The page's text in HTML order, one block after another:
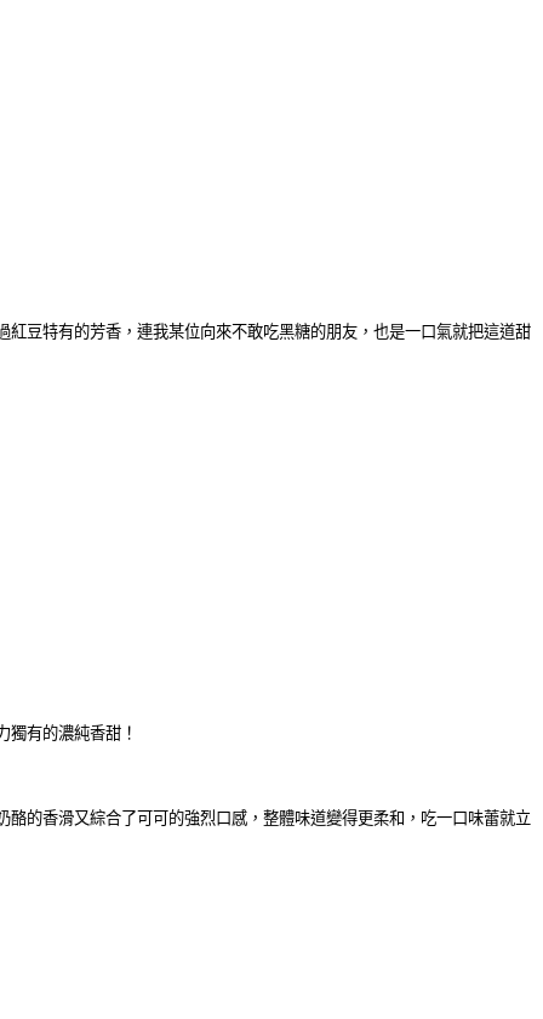
豆特有的芳香，連我某位向來不敢吃黑糖的朋友，也是一口氣就把這道甜
有的濃純香甜！
的香滑又綜合了可可的強烈口感，整體味道變得更柔和，吃一口味蕾就立